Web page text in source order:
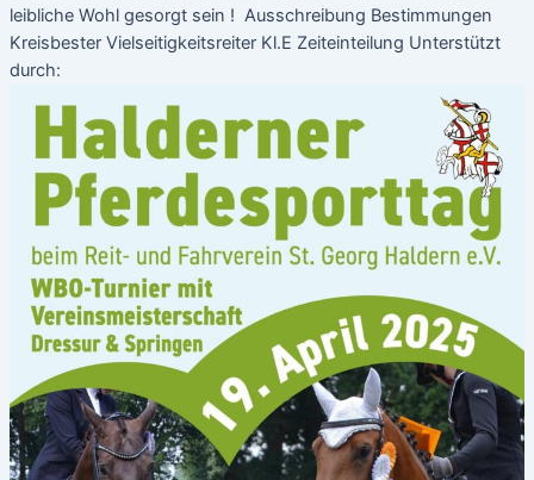
leibliche Wohl gesorgt sein ! Ausschreibung Bestimmungen
Kreisbester Vielseitigkeitsreiter Kl.E Zeiteinteilung Unterstützt
durch: